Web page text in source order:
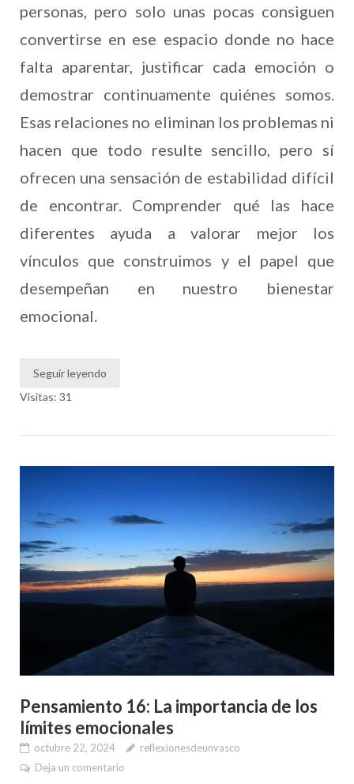
personas, pero solo unas pocas consiguen
convertirse en ese espacio donde no hace
falta aparentar, justificar cada emoción o
demostrar continuamente quiénes somos.
Esas relaciones no eliminan los problemas ni
hacen que todo resulte sencillo, pero sí
ofrecen una sensación de estabilidad difícil
de encontrar. Comprender qué las hace
diferentes ayuda a valorar mejor los
vínculos que construimos y el papel que
desempeñan en nuestro bienestar
emocional.
Seguir leyendo
Visitas: 31
Pensamiento 16: La importancia de los
límites emocionales
octubre 22, 2024
reflexionesdeunvasco
Deja un comentario